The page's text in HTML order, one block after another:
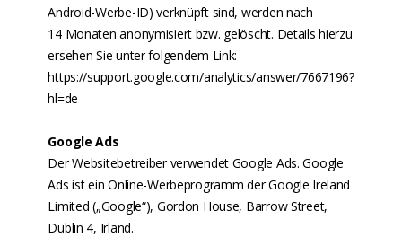
Android-Werbe-ID) verknüpft sind, werden nach
14 Monaten anonymisiert bzw. gelöscht. Details hierzu
ersehen Sie unter folgendem Link:
https://support.google.com/analytics/answer/7667196?
hl=de
Google Ads
Der Websitebetreiber verwendet Google Ads. Google
Ads ist ein Online-Werbeprogramm der Google Ireland
Limited („Google“), Gordon House, Barrow Street,
Dublin 4, Irland.